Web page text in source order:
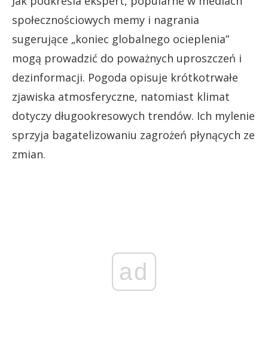
społecznościowych memy i nagrania
sugerujące „koniec globalnego ocieplenia”
mogą prowadzić do poważnych uproszczeń i
dezinformacji. Pogoda opisuje krótkotrwałe
zjawiska atmosferyczne, natomiast klimat
dotyczy długookresowych trendów. Ich mylenie
sprzyja bagatelizowaniu zagrożeń płynących ze
zmian.
ad